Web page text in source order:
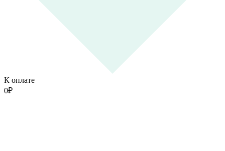
К оплате
0₽